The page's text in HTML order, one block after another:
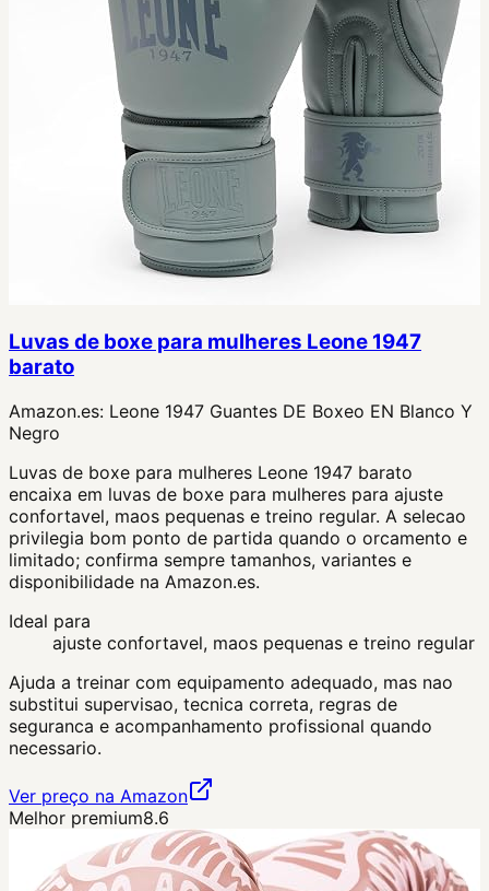
Luvas de boxe para mulheres Leone 1947
barato
Amazon.es: Leone 1947 Guantes DE Boxeo EN Blanco Y
Negro
Luvas de boxe para mulheres Leone 1947 barato
encaixa em luvas de boxe para mulheres para ajuste
confortavel, maos pequenas e treino regular. A selecao
privilegia bom ponto de partida quando o orcamento e
limitado; confirma sempre tamanhos, variantes e
disponibilidade na Amazon.es.
Ideal para
ajuste confortavel, maos pequenas e treino regular
Ajuda a treinar com equipamento adequado, mas nao
substitui supervisao, tecnica correta, regras de
seguranca e acompanhamento profissional quando
necessario.
Ver preço na Amazon
Melhor premium8.6